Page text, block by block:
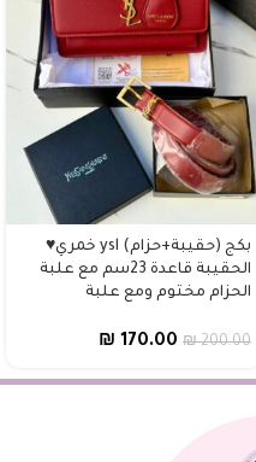
بكج (حقيبة+حزام) ysl خمري♥️
الحقيبة قاعدة 23سم مع علبة
الحزام مختوم ومع علبة
₪200.00
₪ 170.00